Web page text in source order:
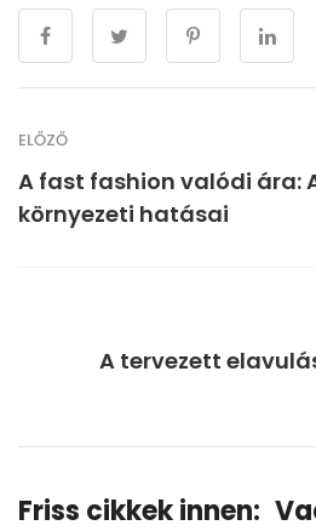
ELŐZŐ
A fast fashion valódi ára:
környezeti hatásai
A tervezett
Friss cikkek innen: